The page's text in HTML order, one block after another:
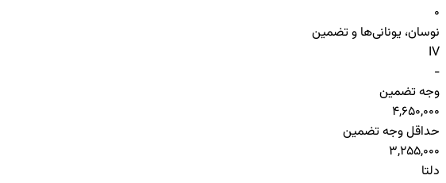
0
نوسان، یونانی‌ها و تضمین
IV
-
وجه تضمین
4,650,000
حداقل وجه تضمین
3,255,000
دلتا